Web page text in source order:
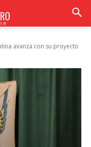
avanza con su proyecto